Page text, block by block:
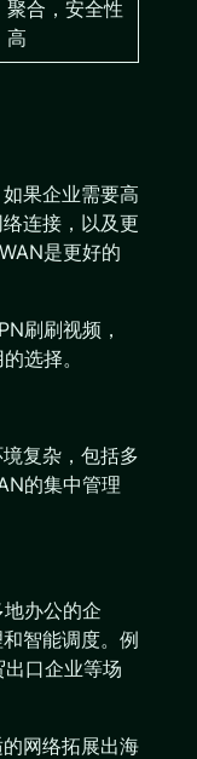
聚合，安全性
高
果企业需要高
连接，以及更
是更好的
刷刷视频，
选择。
复杂，包括多
的集中管理
办公的企
智能调度。例
口企业等场
网络拓展出海